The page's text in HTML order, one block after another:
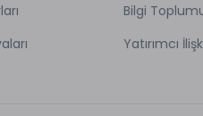
Bilgi
Yatırımcı